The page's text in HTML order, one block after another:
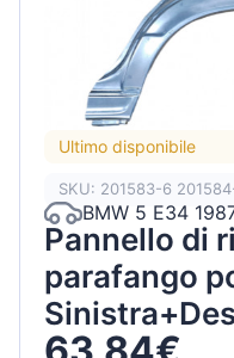
Ultimo disponibile
SKU: 201583-6
BMW 5 E34
Pannello di
parafango